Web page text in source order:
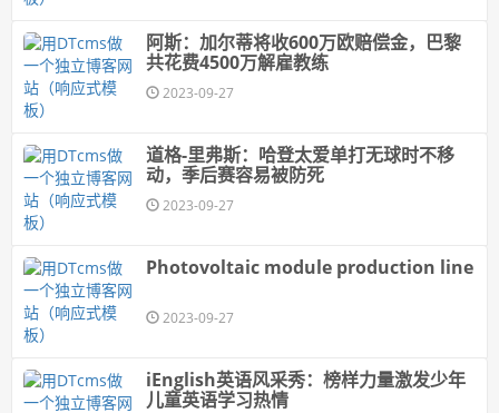
阿斯：加尔蒂将收600万欧赔偿金，巴黎
共花费4500万解雇教练
2023-09-27
道格-里弗斯：哈登太爱单打无球时不移
动，季后赛容易被防死
2023-09-27
Photovoltaic module production line
2023-09-27
iEnglish英语风采秀：榜样力量激发少年
儿童英语学习热情